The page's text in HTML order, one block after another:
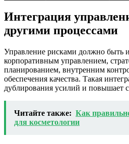
Интеграция
другими процессами
Управление рисками должно быть
корпоративным управлением,
планированием, внутренним
обеспечения качества. Такая
дублирования усилий и повышает
Читайте также: Как
для косметологии